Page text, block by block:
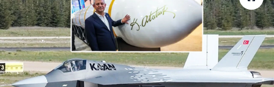
Erişim Bilgileri
Sağlık
Teknoloji